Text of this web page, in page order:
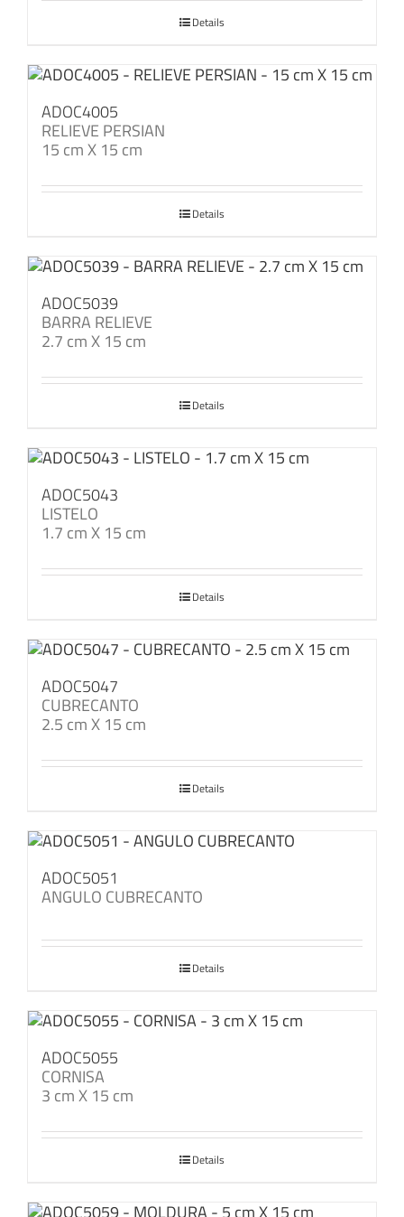
Details
ADOC4005
RELIEVE PERSIAN
15 cm X 15 cm
Details
ADOC5039
BARRA RELIEVE
2.7 cm X 15 cm
Details
ADOC5043
LISTELO
1.7 cm X 15 cm
Details
ADOC5047
CUBRECANTO
2.5 cm X 15 cm
Details
ADOC5051
ANGULO CUBRECANTO
Details
ADOC5055
CORNISA
3 cm X 15 cm
Details